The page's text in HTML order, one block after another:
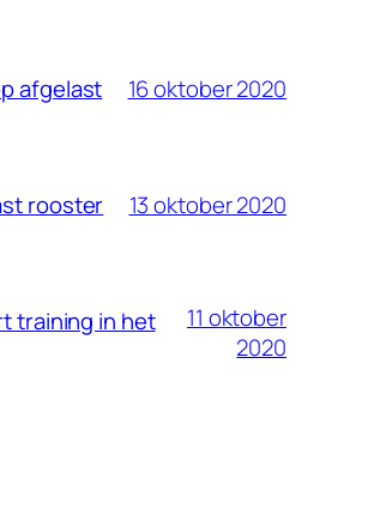
afgelast 16 oktober 2020
rooster 13 oktober 2020
training in het
11 oktober
2020